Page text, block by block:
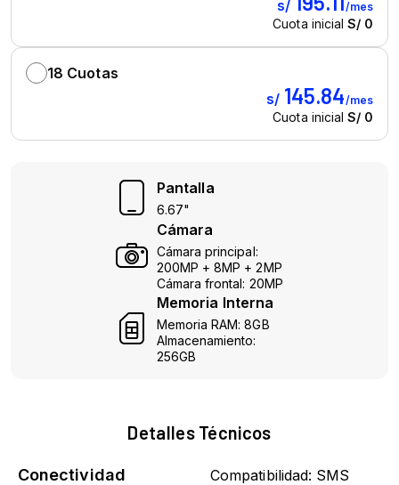
Pantalla
6.67"
Cámara
Cámara principal:
200MP + 8MP + 2MP
Cámara frontal: 20MP
Memoria Interna
Memoria RAM: 8GB
Almacenamiento:
256GB
Detalles Técnicos
Conectividad
Compatibilidad: SMS